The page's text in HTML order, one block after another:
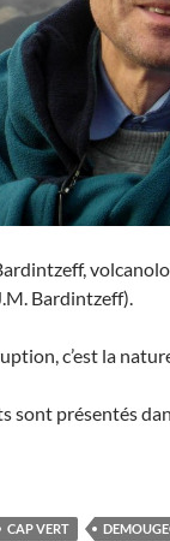
Bardintzeff).
c’est la
sont présentés
CAP VERT